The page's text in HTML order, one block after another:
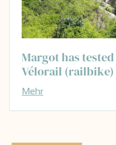
Margot has
Vélorail (railbike)
Mehr